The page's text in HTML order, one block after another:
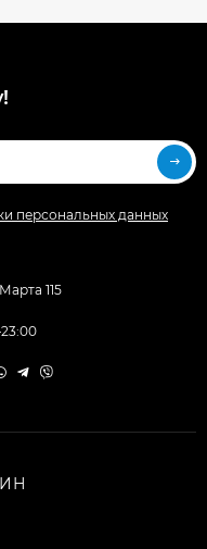
персональных данных
115